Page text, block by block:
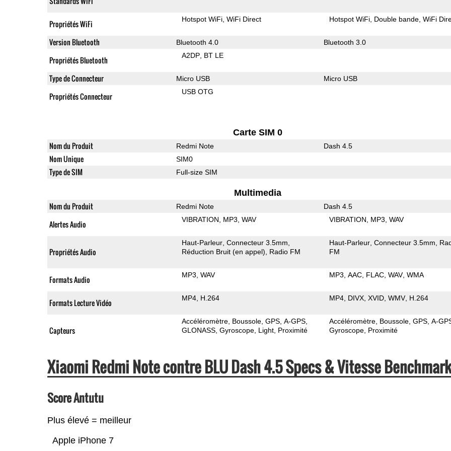
Propriétés WiFi Hotspot WiFi WiFi Direct Hotspot WiFi Double bande WiFi
Version Bluetooth Bluetooth 4.0 Bluetooth 3.0
Propriétés Bluetooth A2DP BT LE
Type de Connecteur Micro USB Micro USB
Propriétés Connecteur USB OTG
Carte SIM 0
Nom du Produit Redmi Note Dash 4.5
Nom Unique SIM0
Type de SIM Full-size SIM
Multimedia
Nom du Produit Redmi Note Dash 4.5
Alertes Audio VIBRATION MP3 WAV VIBRATION MP3 WAV
Propriétés Audio
Haut-Parleur Connecteur 3.5mm
Réduction Bruit (en appel)
Radio FM
Haut-Parleur Connecteur 3.5mm
FM
Formats Audio MP3 WAV MP3 AAC FLAC WAV WMA
Formats Lecture Vidéo MP4 H.264 MP4 DIVX XVID WMV H.264
Capteurs
Accéléromètre Boussole GPS A-GPS
GLONASS Gyroscope Light Proximité
Accéléromètre Boussole GPS A-
Gyroscope Proximité
Xiaomi Redmi Note contre BLU Dash 4.5 Specs & Vitesse
Score Antutu
Plus élevé = meilleur
Apple iPhone 7